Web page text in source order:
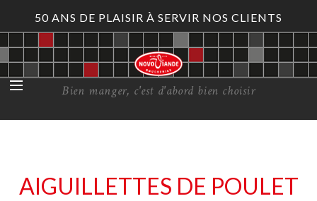
50 ANS DE PLAISIR À SERVIR NOS CLIENTS
Bien manger, c'est d'abord bien choisir
AIGUILLETTES DE POULET